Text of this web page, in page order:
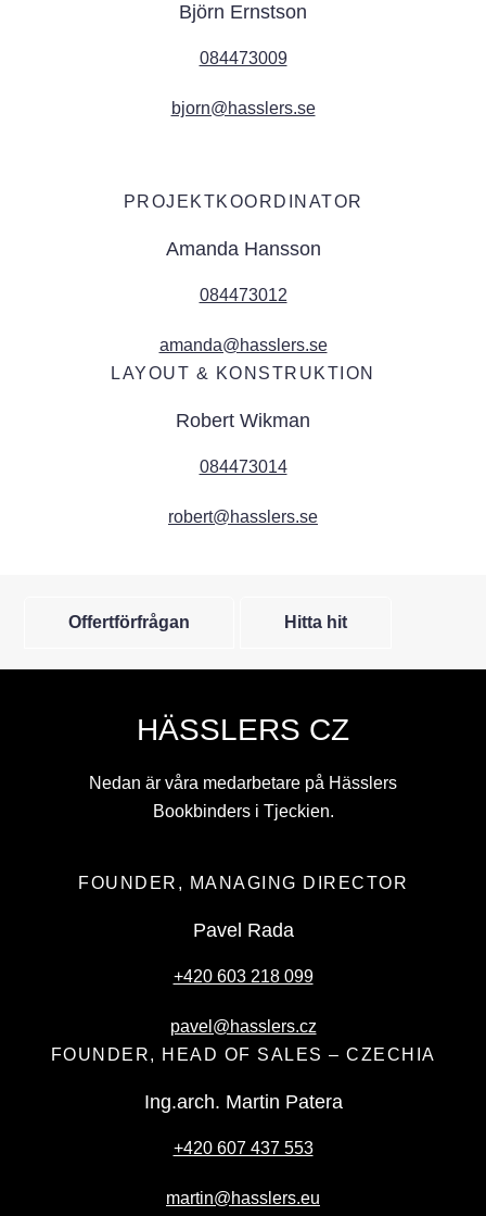
Björn Ernstson
084473009
bjorn@hasslers.se
PROJEKTKOORDINATOR
Amanda Hansson
084473012
amanda@hasslers.se
LAYOUT & KONSTRUKTION
Robert Wikman
084473014
robert@hasslers.se
Offertförfrågan Hitta hit
HÄSSLERS CZ
Nedan är våra medarbetare på Hässlers
Bookbinders i Tjeckien.
FOUNDER, MANAGING DIRECTOR
Pavel Rada
+420 603 218 099
pavel@hasslers.cz
FOUNDER, HEAD OF SALES – CZECHIA
Ing.arch. Martin Patera
+420 607 437 553
martin@hasslers.eu